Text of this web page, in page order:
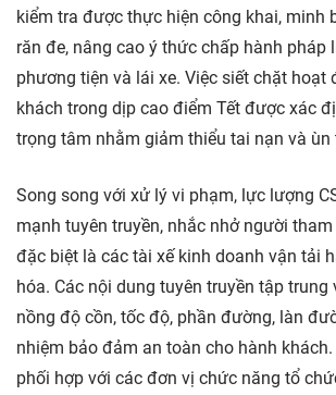
kiểm tra được thực hiện công khai, minh
răn đe, nâng cao ý thức chấp hành pháp
phương tiện và lái xe. Việc siết chặt hoạt
khách trong dịp cao điểm Tết được xác
trọng tâm nhằm giảm thiểu tai nạn và ùn
Song song với xử lý vi phạm, lực lượng
mạnh tuyên truyền, nhắc nhở người
đặc biệt là các tài xế kinh doanh vận tải
hóa. Các nội dung tuyên truyền tập trung
nồng độ cồn, tốc độ, phần đường, làn
nhiệm bảo đảm an toàn cho hành
phối hợp với các đơn vị chức năng tổ